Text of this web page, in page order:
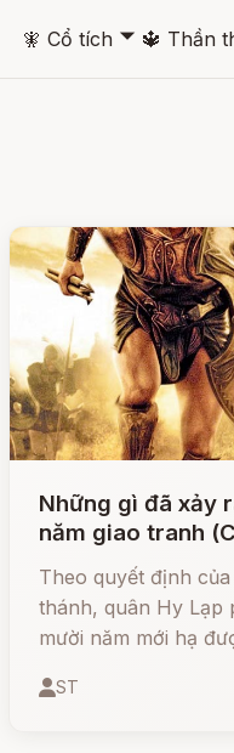
🧚 Cổ tích 🞃 🔱 Thần
Những gì đã xảy
năm giao tranh
Theo quyết định
thánh, quân Hy Lạp
mười năm mới hạ
Nhưng họ không vì
ST